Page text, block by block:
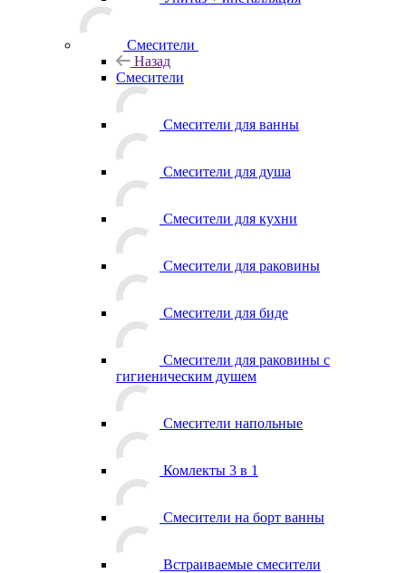
Смесители
Назад
Смесители
Смесители для ванны
Смесители для душа
Смесители для кухни
Смесители для раковины
Смесители для биде
Смесители для раковины с
гигиеническим душем
Смесители напольные
Комлекты 3 в 1
Смесители на борт ванны
Встраиваемые смесители